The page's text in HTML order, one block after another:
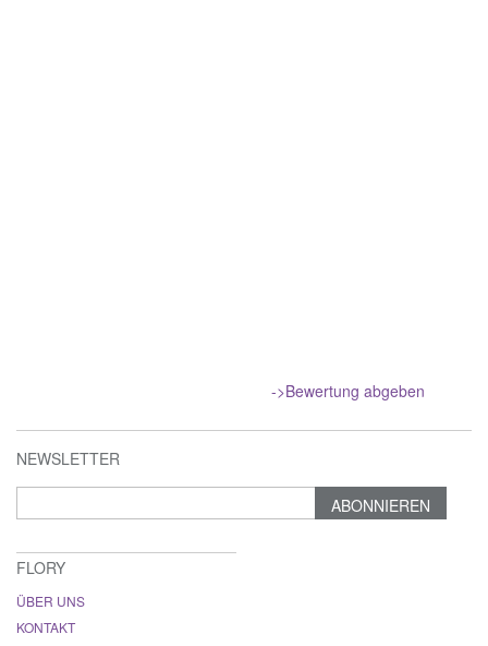
->Bewertung abgeben
NEWSLETTER
ABONNIEREN
FLORY
ÜBER UNS
KONTAKT